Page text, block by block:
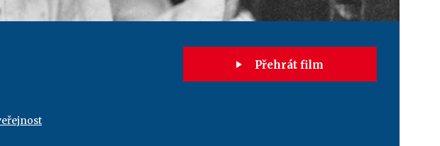
Přehrát film